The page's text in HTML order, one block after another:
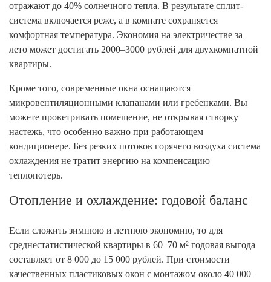
отражают до 40% солнечного тепла. В результате сплит-
система включается реже, а в комнате сохраняется
комфортная температура. Экономия на электричестве за
лето может достигать 2000–3000 рублей для двухкомнатной
квартиры.
Кроме того, современные окна оснащаются
микровентиляционными клапанами или гребенками. Вы
можете проветривать помещение, не открывая створку
настежь, что особенно важно при работающем
кондиционере. Без резких потоков горячего воздуха система
охлаждения не тратит энергию на компенсацию
теплопотерь.
Отопление и охлаждение: годовой баланс
Если сложить зимнюю и летнюю экономию, то для
среднестатистической квартиры в 60–70 м² годовая выгода
составляет от 8 000 до 15 000 рублей. При стоимости
качественных пластиковых окон с монтажом около 40 000–